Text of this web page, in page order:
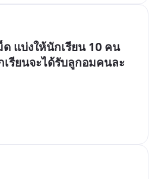
แบ่งให้นักเรียน 10 คน
รียนจะได้รับลูกอมคนละ